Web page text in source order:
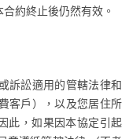
約終止後仍然有效。
訴訟適用的管轄法律和
客戶），以及您居住所
此，如果因本協定引起